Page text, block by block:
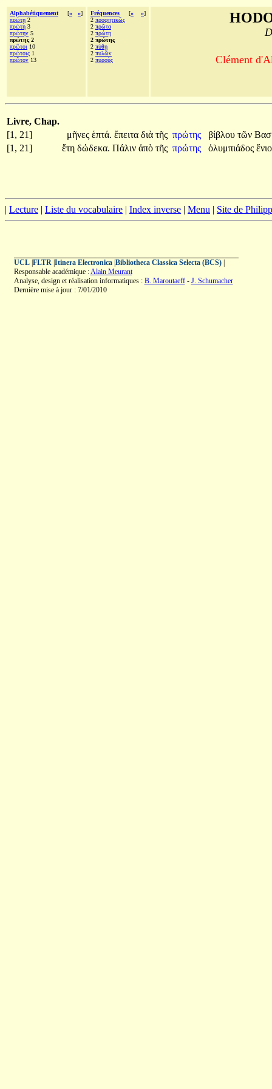
Alphabétiquement [« »]
πρώτῃ 2
πρώτη 3
πρώτην 5
πρώτης 2
πρῶτοι 10
πρώτοις 1
πρῶτον 13
Fréquences [« »]
2 προφητικῶς
2 πρῶτα
2 πρώτῃ
2 πρώτης
2 πύθῃ
2 πυλῶν
2 πυροὺς Clément
Livre, Chap.
[1, 21]
μῆνες ἑπτά. ἔπειτα διὰ τῆς πρώτης βίβλου τῶν
[1, 21]
ἔτη δώδεκα. Πάλιν ἀπὸ τῆς πρώτης ὀλυμπιάδος
| Lecture | Liste du vocabulaire | Index inverse | Menu | Site de
UCL| FLTR| Itinera Electronica| Bibliotheca Classica Selecta (BCS)|
Responsable académique :Alain Meurant
Analyse, design et réalisation informatiques : B. Maroutaeff- J. Schumacher
Dernière mise à jour : 7/01/2010